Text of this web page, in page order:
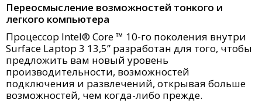
Переосмысление возможностей тонкого и
легкого компьютера
Процессор Intel® Core ™ 10-го поколения внутри
Surface Laptop 3 13,5” разработан для того, чтобы
предложить вам новый уровень
производительности, возможностей
подключения и развлечений, открывая больше
возможностей, чем когда-либо прежде.